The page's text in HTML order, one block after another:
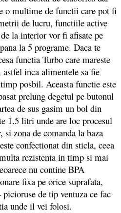
o multime de functii care pot fi
de lucru, functiile active
la interior vor fi afisate pe
la 5 programe. Daca te
functia Turbo care mareste
inca alimentele sa fie
posbil. Aceasta functie este
prelung degetul pe butonul
de sus gasim un bol din
1.5 litri unde are loc procesul
zona de comanda la baza
confectionat din sticla, ceea
rezistenta in timp si mai
nu contine BPA
fixa pe orice suprafata,
de tip ventuza ce fac
unde il vei folosi.